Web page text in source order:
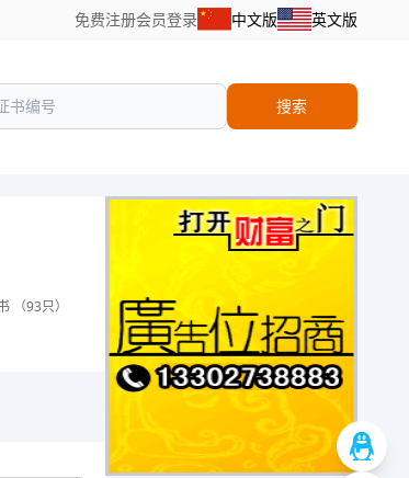
免费注册会员登录 中文版 英文版
搜索
（93只）